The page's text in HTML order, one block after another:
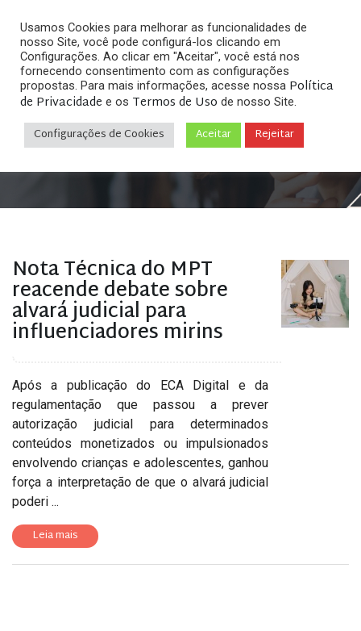
Arquivos
Home»Posts tagged "alvará judicial"
Nota Técnica do MPT
reacende debate sobre
alvará judicial para
influenciadores mirins
Após a publicação do ECA Digital e da
regulamentação que passou a prever
autorização judicial para determinados
conteúdos monetizados ou impulsionados
envolvendo crianças e adolescentes, ganhou
força a interpretação de que o alvará judicial
poderi ...
Leia mais
Usamos Cookies para melhorar as funcionalidades de
nosso Site, você pode configurá-los clicando em
Configurações. Ao clicar em "Aceitar", você está nos
fornecendo consentimento com as configurações
propostas. Para mais informações, acesse nossa Política
de Privacidade e os Termos de Uso de nosso Site.
Configurações de Cookies Aceitar Rejeitar